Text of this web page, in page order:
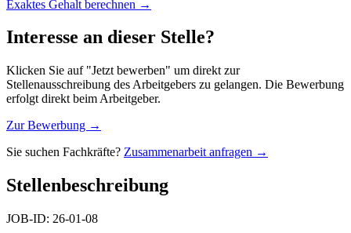
Exaktes Gehalt berechnen →
Interesse an dieser Stelle?
Klicken Sie auf "Jetzt bewerben" um direkt zur
Stellenausschreibung des Arbeitgebers zu gelangen. Die Bewerbung
erfolgt direkt beim Arbeitgeber.
Zur Bewerbung →
Sie suchen Fachkräfte? Zusammenarbeit anfragen →
Stellenbeschreibung
JOB-ID: 26-01-08